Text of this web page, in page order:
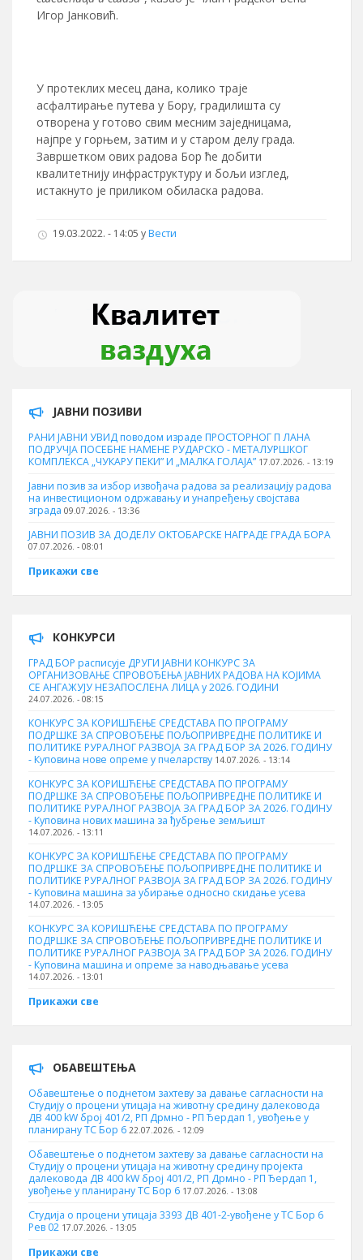
Игор Јанковић.
У протеклих месец дана, колико траје
асфалтирање путева у Бору, градилишта су
отворена у готово свим месним заједницама,
најпре у горњем, затим и у старом делу града.
Завршетком ових радова Бор ће добити
квалитетнију инфраструктуру и бољи изглед,
истакнуто је приликом обиласка радова.
19.03.2022. - 14:05 уВести
ЈАВНИ ПОЗИВИ
РАНИ ЈАВНИ УВИД поводом израде ПРОСТОРНОГ П ЛАНА
ПОДРУЧЈА ПОСЕБНЕ НАМЕНЕ РУДАРСКО - МЕТАЛУРШКОГ
КОМПЛЕКСА „ЧУКАРУ ПЕКИ” И „МАЛКА ГОЛАЈА” 17.07.2026. - 13:19
Јавни позив за избор извођача радова за реализацију радова
на инвестиционом одржавању и унапређењу својстава
зграда 09.07.2026. - 13:36
ЈАВНИ ПОЗИВ ЗА ДОДЕЛУ ОКТOБАРСКЕ НАГРАДЕ ГРАДА БОРА
07.07.2026. - 08:01
Прикажи све
КОНКУРСИ
ГРАД БОР расписује ДРУГИ ЈАВНИ КОНКУРС ЗА
ОРГАНИЗОВАЊЕ СПРОВОЂЕЊА ЈАВНИХ РАДОВА НА КОЈИМА
СЕ АНГАЖУЈУ НЕЗАПОСЛЕНА ЛИЦА у 2026. ГОДИНИ
24.07.2026. - 08:15
КОНКУРС ЗА КОРИШЋЕЊЕ СРЕДСТАВА ПО ПРОГРАМУ
ПОДРШКЕ ЗА СПРОВОЂЕЊЕ ПОЉОПРИВРЕДНЕ ПОЛИТИКЕ И
ПОЛИТИКЕ РУРАЛНОГ РАЗВОЈА ЗА ГРАД БОР ЗА 2026. ГОДИНУ
- Куповина нове опреме у пчеларству 14.07.2026. - 13:14
КОНКУРС ЗА КОРИШЋЕЊЕ СРЕДСТАВА ПО ПРОГРАМУ
ПОДРШКЕ ЗА СПРОВОЂЕЊЕ ПОЉОПРИВРЕДНЕ ПОЛИТИКЕ И
ПОЛИТИКЕ РУРАЛНОГ РАЗВОЈА ЗА ГРАД БОР ЗА 2026. ГОДИНУ
- Куповина нових машина за ђубрење земљишт
14.07.2026. - 13:11
КОНКУРС ЗА КОРИШЋЕЊЕ СРЕДСТАВА ПО ПРОГРАМУ
ПОДРШКЕ ЗА СПРОВОЂЕЊЕ ПОЉОПРИВРЕДНЕ ПОЛИТИКЕ И
ПОЛИТИКЕ РУРАЛНОГ РАЗВОЈА ЗА ГРАД БОР ЗА 2026. ГОДИНУ
- Куповинa машина за убирање односно скидање усева
14.07.2026. - 13:05
КОНКУРС ЗА КОРИШЋЕЊЕ СРЕДСТАВА ПО ПРОГРАМУ
ПОДРШКЕ ЗА СПРОВОЂЕЊЕ ПОЉОПРИВРЕДНЕ ПОЛИТИКЕ И
ПОЛИТИКЕ РУРАЛНОГ РАЗВОЈА ЗА ГРАД БОР ЗА 2026. ГОДИНУ
- Куповина машина и опреме за наводњавање усева
14.07.2026. - 13:01
Прикажи све
ОБАВЕШТЕЊА
Обавештење о поднетом захтеву за давање сагласности на
Студију о процени утицаја на животну средину далековода
ДВ 400 kW број 401/2, РП Дрмно - РП Ђердап 1, увођење у
планирану ТС Бор 6 22.07.2026. - 12:09
Обавештење о поднетом захтеву за давање сагласности на
Студију о процени утицаја на животну средину пројекта
далековода ДВ 400 kW број 401/2, РП Дрмно - РП Ђердап 1,
увођење у планирану ТС Бор 6 17.07.2026. - 13:08
Студија о процени утицаја 3393 ДВ 401-2-увођене у ТС Бор 6
Рев 02 17.07.2026. - 13:05
Прикажи све